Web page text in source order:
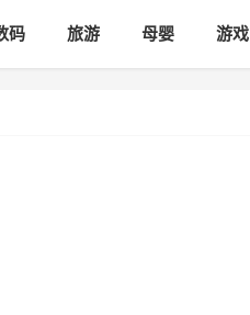
码 旅游 母婴 游戏